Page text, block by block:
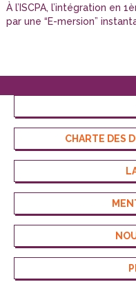
À l’ISCPA, l’intégration en
par une “E-mersion”
CHARTE DES